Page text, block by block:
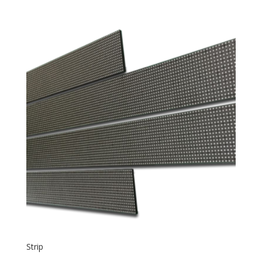
Strip